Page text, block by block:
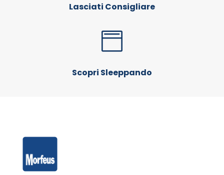
Lasciati Consigliare

Scopri Sleeppando